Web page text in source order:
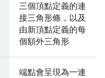
三個頂點定義的連
接三角形條，以及
由新頂點定義的每
個額外三角形
端點會呈現為一連